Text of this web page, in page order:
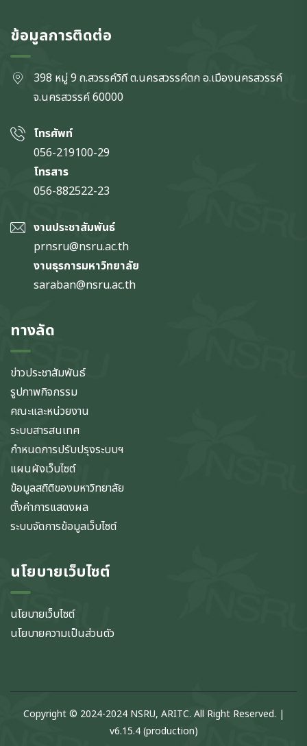
ข้อมูลการติดต่อ
398 หมู่ 9 ถ.สวรรค์วิถี ต.นครสวรรค์ตก อ.เมืองนครสวรรค์
จ.นครสวรรค์60000
โทรศัพท์
056-219100-29
โทรสาร
056-882522-23
งานประชาสัมพันธ์
prnsru@nsru.ac.th
งานธุรการมหาวิทยาลัย
saraban@nsru.ac.th
ทางลัด
ข่าวประชาสัมพันธ์
รูปภาพกิจกรรม
คณะและหน่วยงาน
ระบบสารสนเทศ
กำหนดการปรับปรุงระบบฯ
แผนผังเว็บไซต์
ข้อมูลสถิติของมหาวิทยาลัย
ตั้งค่าการแสดงผล
ระบบจัดการข้อมูลเว็บไซต์
นโยบายเว็บไซต์
นโยบายเว็บไซต์
นโยบายความเป็นส่วนตัว
Copyright © 2024-2024 NSRU, ARITC. All Right Reserved. |
v6.15.4 (production)